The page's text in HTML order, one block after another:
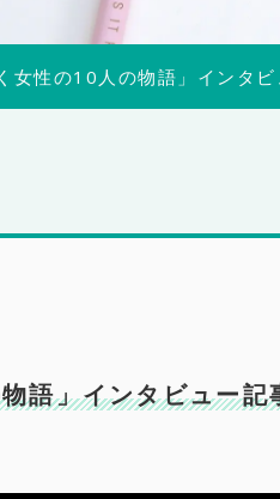
性の10人の物語」インタビ
語」インタビュー記